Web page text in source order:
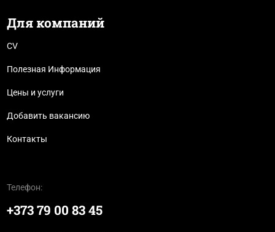
Для компаний
CV
Полезная Информация
Цены и услуги
Добавить вакансию
Контакты
Телефон:
+373 79 00 83 45